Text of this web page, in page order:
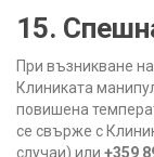
15.
При възникване
Клиниката
повишена
се свърже с
случаи) или +359